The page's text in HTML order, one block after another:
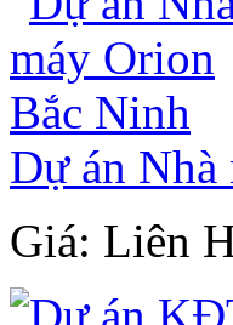
Dự án
Giá: Liên